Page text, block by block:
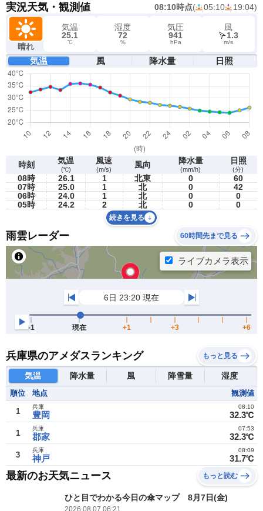
実況天気・観測値 08:10時点( 05:10 19:04)
晴れ
気温
25.1
℃
湿度
72
%
気圧
941
hPa
風
1.3
m/s
気温 風 降水量 日照
時刻 気温
(℃)
風速
(m/s) 風向 降水量
(mm/h)
日照
(分)
08時 26.1 1 北東 0
60
07時
25.0 1 北 0
42
06時
24.0 1 北 0
0
05時
24.2 2 北 0 0
続きを見る
雨雲レーダー 60時間先まで見る
兵庫県のアメダスランキング もっと見る
気温 降水量 風 降雪量 湿度
順位 地点 観測値
1 豊岡
兵庫
32.3℃
08:10
1 郡家
兵庫
32.3℃
07:53
3 神戸
兵庫
31.7℃
08:09
最新のお天気ニュース もっと読む
ひと目でわかる今日の傘マップ 8月7日(金)